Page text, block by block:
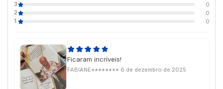
3
0
2
0
1
0
Ficaram incríveis!
FABIANE******** 6 de dezembro de 2025